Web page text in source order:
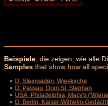
Beispiele , die zeigen, wie alle
Samples that show how all
• D, Steingaden, Wieskirche
• D, Passau, Dom St. Stephan
• USA, Philadelphia, Macy's
• D, Berlin, Kaiser-Wilhelm-